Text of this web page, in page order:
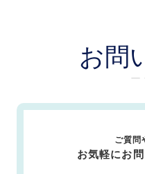
お問
ー
ご質問
お気軽にお